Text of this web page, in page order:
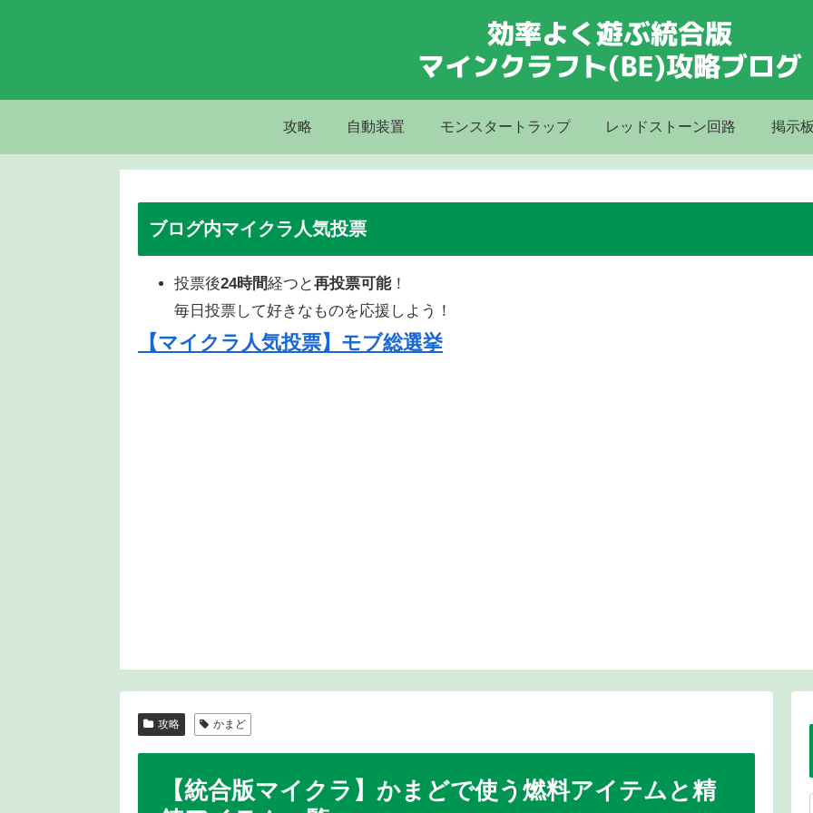
攻略 自動装置 モンスタートラップ レッドストーン回路 掲示
ブログ内マイクラ人気投票
投票後24時間経つと再投票可能！
毎日投票して好きなものを応援しよう！
【マイクラ人気投票】モブ総選挙
攻略 かまど
【統合版マイクラ】かまどで使う燃料アイテムと精